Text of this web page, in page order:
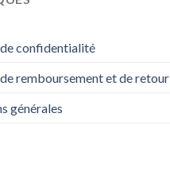
confidentialité
remboursement et de retour
générales